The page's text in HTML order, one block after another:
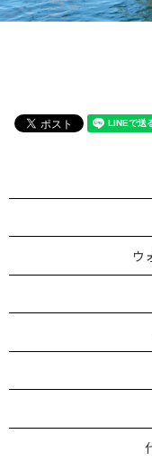
ウ